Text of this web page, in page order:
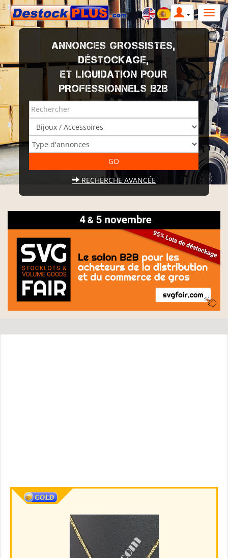
ANNONCES GROSSISTES,
DÉSTOCKAGE,
ET LIQUIDATION POUR
PROFESSIONNELS B2B
RECHERCHE AVANCÉE